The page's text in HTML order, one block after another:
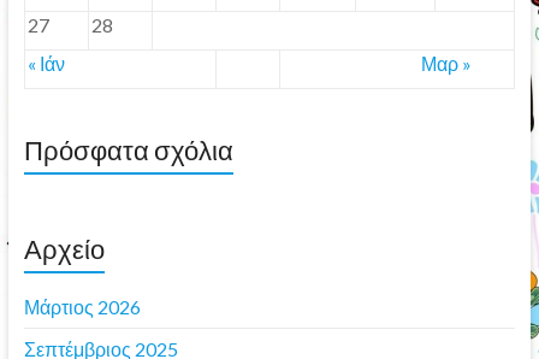
« Ιάν Μαρ »
27
28
Πρόσφατα σχόλια
Αρχείο
Μάρτιος 2026
Σεπτέμβριος 2025